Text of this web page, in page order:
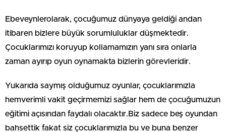
Ebeveynlerolarak, çocuğumuz dünyaya geldiği andan
itibaren bizlere büyük sorumluluklar düşmektedir.
Çocuklarımızı koruyup kollamamızın yanı sıra onlarla
zaman ayırıp oyun oynamakta bizlerin görevleridir.
Yukarıda saymış olduğumuz oyunlar, çocuklarımızla
hemverimli vakit geçirmemizi sağlar hem de çocuğumuzun
eğitimi açısından faydalı olacaktır.Biz sadece beş oyundan
bahsettik fakat siz çocuklarımızla bu ve buna benzer